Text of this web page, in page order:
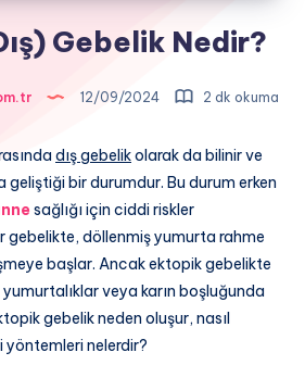
Gebelik Nedir?
12/09/2024 2 dk okuma
dış gebelikolarak da bilinir ve
geliştiği bir durumdur. Bu durum erken
sağlığı için ciddi riskler
gebelikte, döllenmiş yumurta rahme
başlar. Ancak ektopik gebelikte
veya karın boşluğunda
gebelik neden oluşur, nasıl
yöntemleri nelerdir?